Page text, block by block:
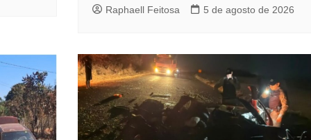
Raphaell Feitosa 5 de agosto de 2026